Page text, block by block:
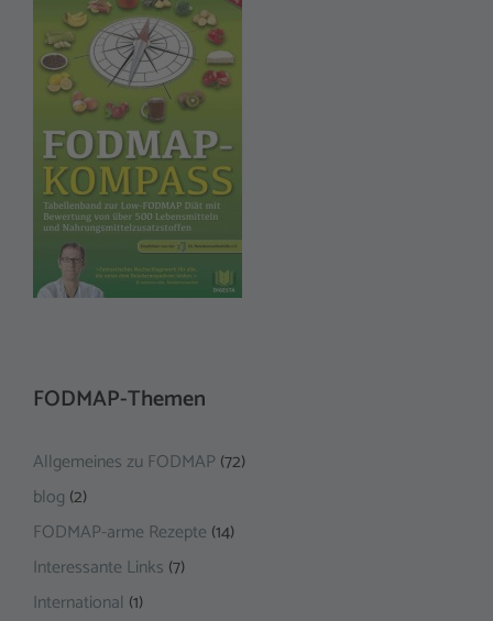
FODMAP-Themen
Allgemeines zu FODMAP (72)
blog (2)
FODMAP-arme Rezepte (14)
Interessante Links (7)
International (1)